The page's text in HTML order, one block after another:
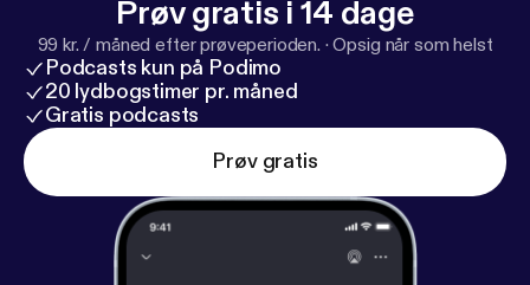
opmærksom på for at undgå fejl og misforståelser.
Du får et realistisk billede af AI’s rolle i dag og
fremover i advokatbranchen. Lyt med og bliv klogere
på, hvordan du kan bruge AI kritisk og bevidst i dit
juridiske arbejde
Prøv gratis i 14 dage
99 kr. / måned efter prøveperioden. ·Opsig når som helst
Podcasts kun på Podimo
20 lydbogstimer pr. måned
Gratis podcasts
Prøv gratis